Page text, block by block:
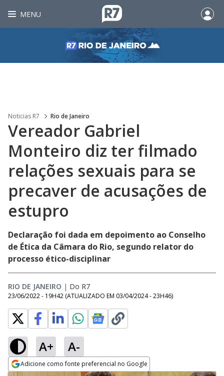
MENU
Noticias R7 Rio de Janeiro
Vereador Gabriel
Monteiro diz ter filmado
relações sexuais para se
precaver de acusações de
estupro
Declaração foi dada em depoimento ao Conselho
de Ética da Câmara do Rio, segundo relator do
processo ético-disciplinar
RIO DE JANEIRO | Do R7
23/06/2022 - 19H42 (ATUALIZADO EM 03/04/2024 - 23H46)
A+ A-
Adicione como fonte preferencial no Google